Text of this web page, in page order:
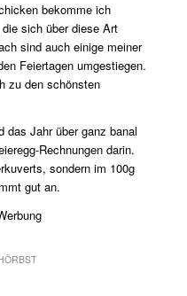
bekomme ich
sich über diese Art
sind auch einige meiner
Feiertagen umgestiegen.
zu den schönsten
das Jahr über ganz banal
Rechnungen darin.
sondern im 100g
gut an.